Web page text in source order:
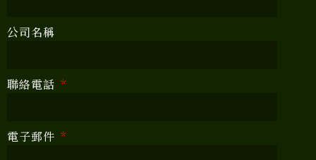
公司名稱
聯絡電話
電子郵件